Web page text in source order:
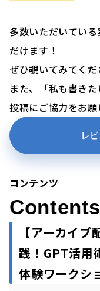
多数いただいてい
だけます！
ぜひ覗いてみてくだ
また、「私も書き
投稿にご協力をお
レ
コンテンツ
Contents
【アーカイ
践！GPT活
体験ワークシ